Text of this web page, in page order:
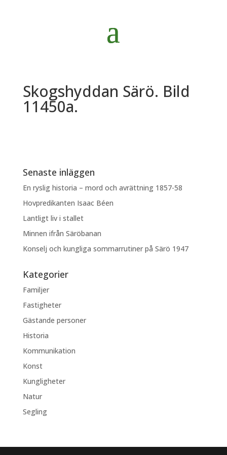
Skogshyddan Särö. Bild
11450a.
Senaste inläggen
En ryslig historia – mord och avrättning 1857-58
Hovpredikanten Isaac Béen
Lantligt liv i stallet
Minnen ifrån Säröbanan
Konselj och kungliga sommarrutiner på Särö 1947
Kategorier
Familjer
Fastigheter
Gästande personer
Historia
Kommunikation
Konst
Kungligheter
Natur
Segling